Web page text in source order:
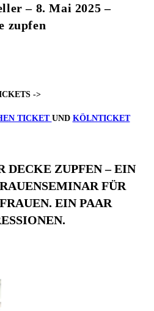
– 8. Mai 2025 –
zupfen
->
TICKET UND KÖLNTICKET
DECKE ZUPFEN – EIN
FÜR
EIN PAAR